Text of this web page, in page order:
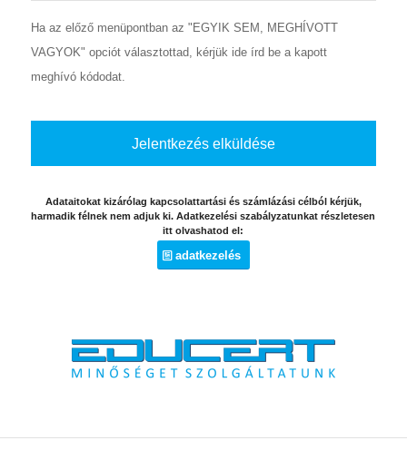
Ha az előző menüpontban az "EGYIK SEM, MEGHÍVOTT
VAGYOK" opciót választottad, kérjük ide írd be a kapott
meghívó kódodat.
Adataitokat kizárólag kapcsolattartási és számlázási célból kérjük,
harmadik félnek nem adjuk ki. Adatkezelési szabályzatunkat részletesen
itt olvashatod el:
adatkezelés